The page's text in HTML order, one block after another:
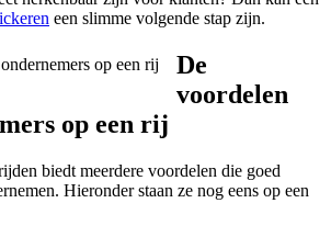
een slimme volgende stap zijn.
De
voordelen
op een rij
biedt meerdere voordelen die goed
Hieronder staan ze nog eens op een